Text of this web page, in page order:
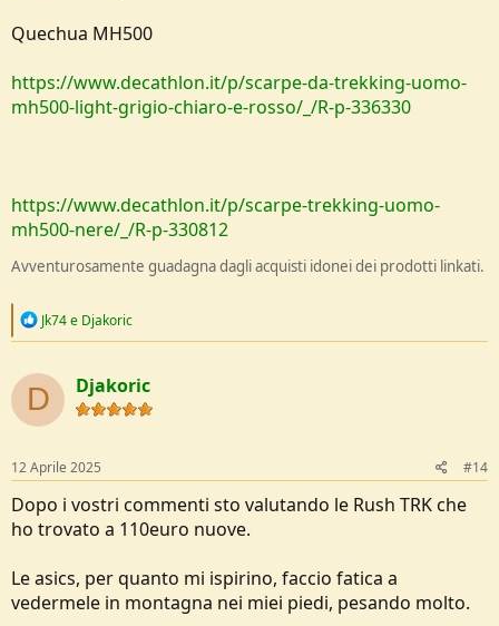
Quechua MH500
https://www.decathlon.it/p/scarpe-da-trekking-uomo-
mh500-light-grigio-chiaro-e-rosso/_/R-p-336330
https://www.decathlon.it/p/scarpe-trekking-uomo-
mh500-nere/_/R-p-330812
Avventurosamente guadagna dagli acquisti idonei dei prodotti linkati.
R
c
t
i
o
s
:
Jk74e Djakoric
D Djakoric
12 Aprile 2025 #14
Dopo i vostri commenti sto valutando le Rush TRK che
ho trovato a 110euro nuove.
Le asics, per quanto mi ispirino, faccio fatica a
vedermele in montagna nei miei piedi, pesando molto.